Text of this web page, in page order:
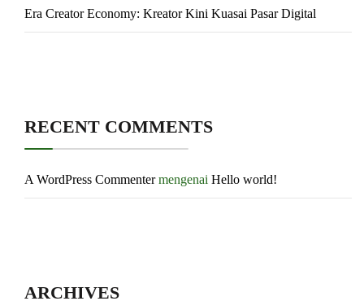
Era Creator Economy: Kreator Kini Kuasai Pasar Digital
RECENT COMMENTS
A WordPress Commentermengenai Hello world!
ARCHIVES